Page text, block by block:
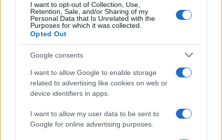
I want to opt-out of Collection, Use,
Retention, Sale, and/or Sharing of my
Personal Data that Is Unrelated with the
Purposes for which it was collected.
Opted Out
Google consents
I want to allow Google to enable storage
related to advertising like cookies on web or
device identifiers in apps.
I want to allow my user data to be sent to
Google for online advertising purposes.
H Βαλέρια Χοψονίδου βάφτισε τον μονάκριβο
γιο της στην Βουλιαγμένη – Φωτογραφίες
09.08.2026